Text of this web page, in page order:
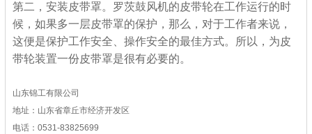
第二，安装皮带罩。罗茨鼓风机的皮带轮在工作运行的时
候，如果多一层皮带罩的保护，那么，对于工作者来说，
这便是保护工作安全、操作安全的最佳方式。所以，为皮
带轮装置一份皮带罩是很有必要的。
山东锦工有限公司
地址：山东省章丘市经济开发区
电话：0531-83825699